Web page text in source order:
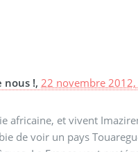
nous !,22 novembre
africaine, et vivent
de voir un pays